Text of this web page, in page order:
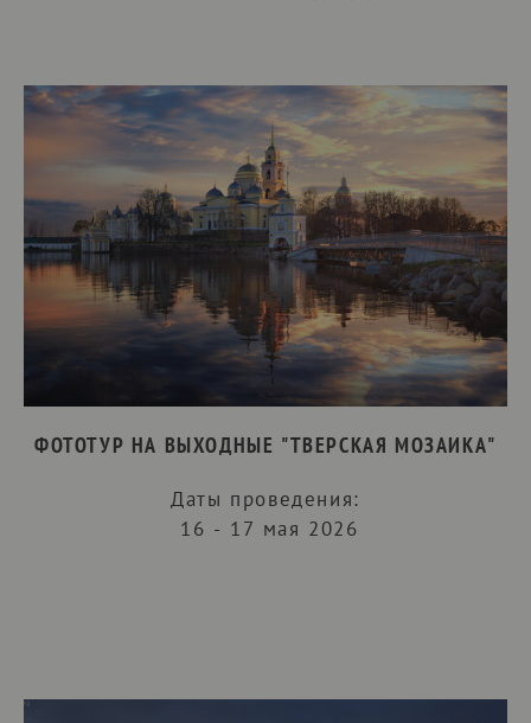
ФОТОТУР НА ВЫХОДНЫЕ "ТВЕРСКАЯ МОЗАИКА"
Даты проведения:
16 - 17 мая 2026